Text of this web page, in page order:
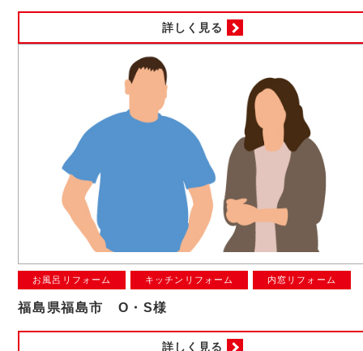
詳しく見る
お風呂リフォーム キッチンリフォーム 内窓リフォーム
福島県福島市 O・S様
詳しく見る